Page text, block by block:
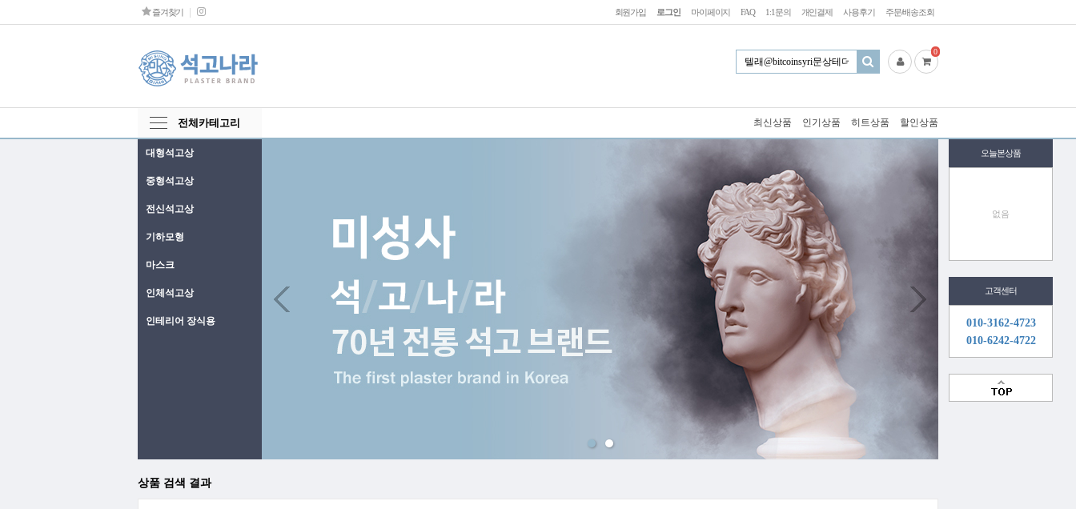
회원가입 로그인 마이페이지 FAQ 1:1문의 개인결제 사용후기 주문/배송조회
즐겨찾기
0
전체카테고리 최신상품 인기상품 히트상품 할인상품
오늘본상품
없음
고객센터
010-3162-4723
010-6242-4722
대형석고상
중형석고상
전신석고상
기하모형
마스크
인체석고상
인테리어 장식용
상품 검색 결과